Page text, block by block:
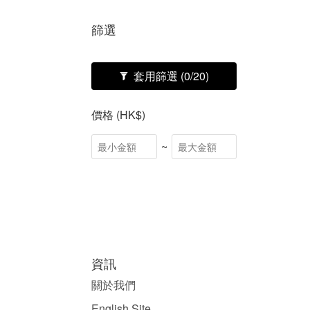
篩選
套用篩選 (0/20)
價格 (HK$)
~
資訊
關於我們